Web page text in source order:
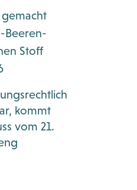
gemacht
Beeren-
Stoff
kommt
vom 21.